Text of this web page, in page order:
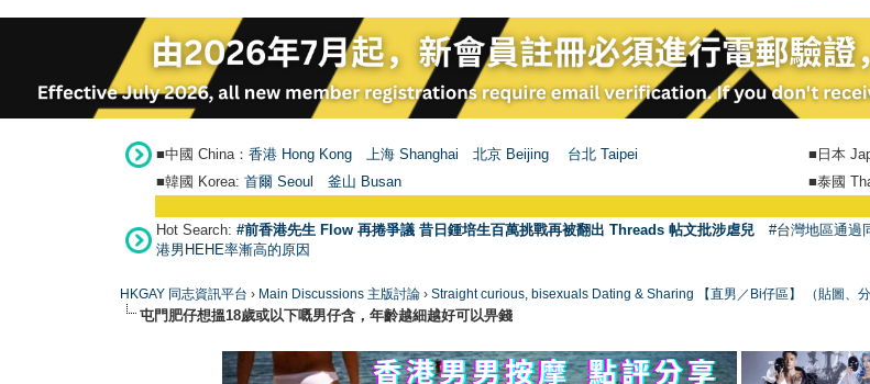
■中國 China： 香港 Hong Kong 上海 Shanghai 北京 Beijing 台北 Taipei ■日本
■韓國 Korea: 首爾 Seou 釜山 Busan ■泰國
Hot Search: #前香港先生 Flow 再捲爭議 昔日鍾培生百萬挑戰再被翻出 Threads 帖文批涉虐兒 #台灣地區通過
港男HEHE率漸高的原因
HKGAY 同志資訊平台 › Main Discussions 主版討論 ›Straight curious, bisexuals Dating & Sharing 【直男／Bi仔區】 （貼圖、分
屯門肥仔想搵18歲或以下嘅男仔含，年齡越細越好可以畀錢